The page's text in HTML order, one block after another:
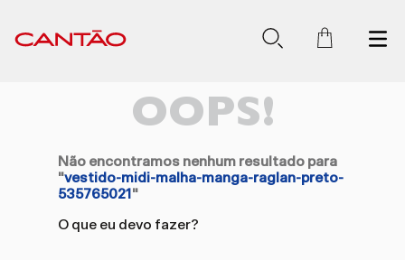
OOPS!
Não encontramos nenhum resultado para
"vestido-midi-malha-manga-raglan-preto-
535765021 "
O que eu devo fazer?